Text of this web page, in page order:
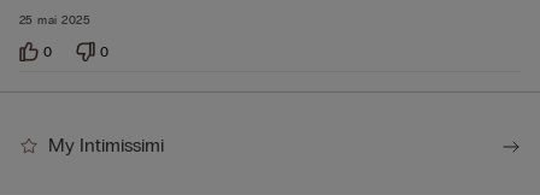
25 mai 2025
0 0
My Intimissimi